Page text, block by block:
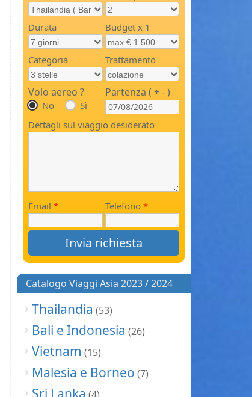
Durata Budget x 1
Categoria Trattamento
Volo aereo ?
No Sì
Partenza ( + - )
Dettagli sul viaggio desiderato
Email * Telefono *
Catalogo Viaggi Asia 2023 / 2024
Thailandia (53)
Bali e Indonesia (26)
Vietnam (15)
Malesia e Borneo (7)
Sri Lanka